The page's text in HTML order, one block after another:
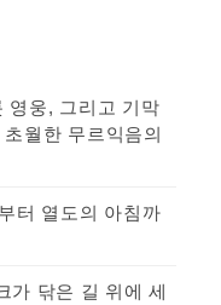
영웅, 그리고 기막
월한 무르익음의
터 열도의 아침까
가 닦은 길 위에 세